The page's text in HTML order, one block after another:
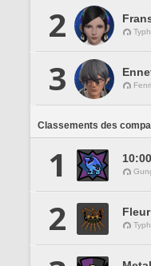
2
3
Classements des
1 10:00
2